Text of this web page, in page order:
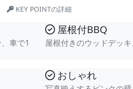
KEY POINTの詳細
車で1
屋根付BBQ
屋根付きのウッドデッ
おしゃれ